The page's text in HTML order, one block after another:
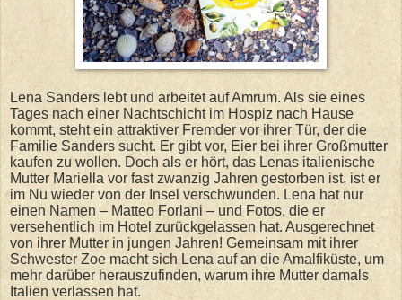
Lena Sanders lebt und arbeitet auf Amrum. Als sie eines
Tages nach einer Nachtschicht im Hospiz nach Hause
kommt, steht ein attraktiver Fremder vor ihrer Tür, der die
Familie Sanders sucht. Er gibt vor, Eier bei ihrer Großmutter
kaufen zu wollen. Doch als er hört, das Lenas italienische
Mutter Mariella vor fast zwanzig Jahren gestorben ist, ist er
im Nu wieder von der Insel verschwunden. Lena hat nur
einen Namen – Matteo Forlani – und Fotos, die er
versehentlich im Hotel zurückgelassen hat. Ausgerechnet
von ihrer Mutter in jungen Jahren! Gemeinsam mit ihrer
Schwester Zoe macht sich Lena auf an die Amalfiküste, um
mehr darüber herauszufinden, warum ihre Mutter damals
Italien verlassen hat.